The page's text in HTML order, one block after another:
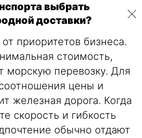
выбрать
доставки?
приоритетов бизнеса.
стоимость,
морскую перевозку. Для
цены и
железная дорога. Когда
скорость и гибкость
обычно отдают